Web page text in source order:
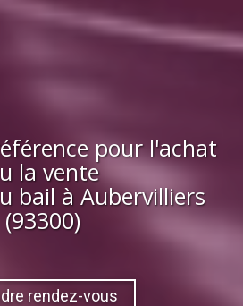
pour l'achat
la vente
bail à Aubervilliers
(93300)
rendez-vous